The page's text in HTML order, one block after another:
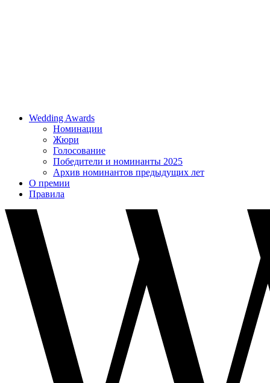
Wedding Awards
Номинации
Жюри
Голосование
Победители и номинанты 2025
Архив номинантов предыдущих лет
О премии
Правила